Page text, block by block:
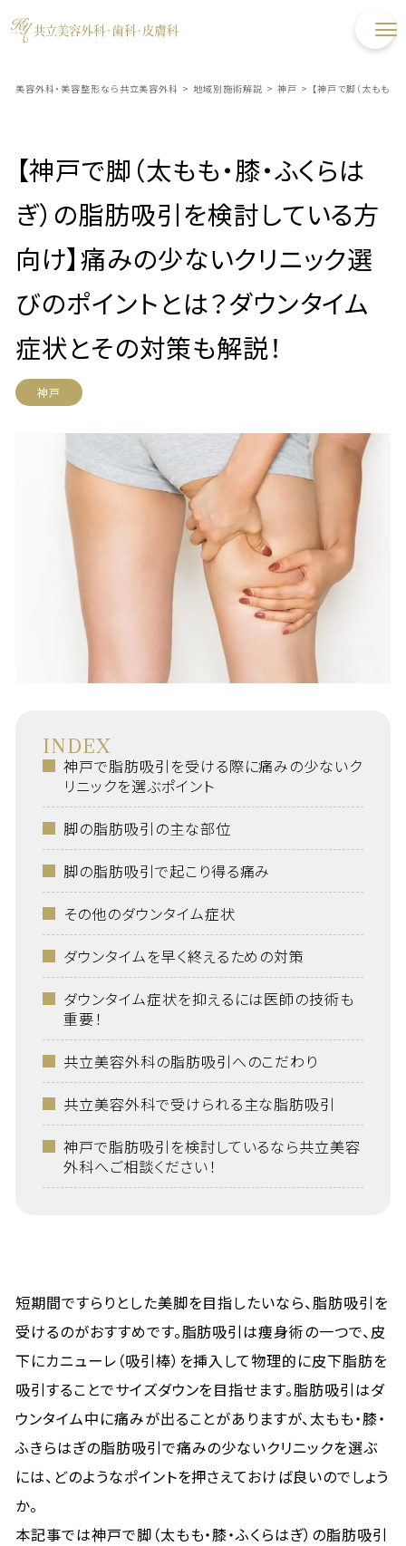
美容外科・美容整形なら共立美容外科 > 地域別施術解説 > 神戸 > 【神戸で脚（太もも
【神戸で脚（太もも・膝・ふくらは
ぎ）の脂肪吸引を検討している方
向け】痛みの少ないクリニック選
びのポイントとは？ダウンタイム
症状とその対策も解説！
神戸
INDEX
神戸で脂肪吸引を受ける際に痛みの少ないク
リニックを選ぶポイント
脚の脂肪吸引の主な部位
脚の脂肪吸引で起こり得る痛み
その他のダウンタイム症状
ダウンタイムを早く終えるための対策
ダウンタイム症状を抑えるには医師の技術も
重要！
共立美容外科の脂肪吸引へのこだわり
共立美容外科で受けられる主な脂肪吸引
神戸で脂肪吸引を検討しているなら共立美容
外科へご相談ください！
短期間ですらりとした美脚を目指したいなら、脂肪吸引を
受けるのがおすすめです。脂肪吸引は痩身術の一つで、皮
下にカニューレ（吸引棒）を挿入して物理的に皮下脂肪を
吸引することでサイズダウンを目指せます。脂肪吸引はダ
ウンタイム中に痛みが出ることがありますが、太もも・膝・
ふきらはぎの脂肪吸引で痛みの少ないクリニックを選ぶ
には、どのようなポイントを押さえておけば良いのでしょう
か。
本記事では神戸で脚（太もも・膝・ふくらはぎ）の脂肪吸引